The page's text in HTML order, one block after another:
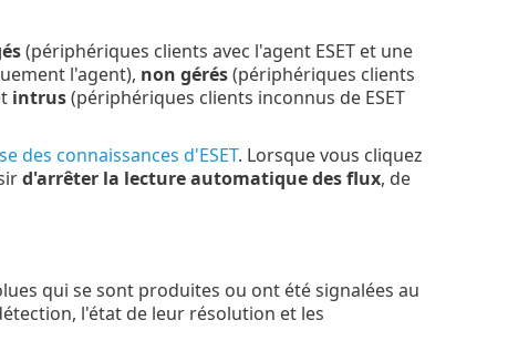
(périphériques clients avec l'agent ESET et une
l'agent), non gérés(périphériques clients
intrus(périphériques clients inconnus de ESET
des connaissances d'ESET. Lorsque vous cliquez
d'arrêter la lecture automatique des flux, de
qui se sont produites ou ont été signalées au
l'état de leur résolution et les